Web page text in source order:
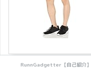
RunnGadgetter【自己紹介】